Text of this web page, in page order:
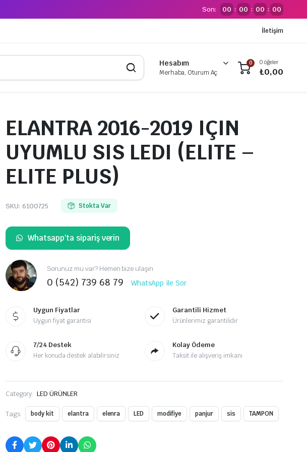
Son: 00 : 00 : 00 : 00
İletişim
Hesabım
Merhaba, Oturum Aç
0 0 öğeler
₺0,00
ELANTRA 2016-2019 IÇIN
UYUMLU SIS LEDI (ELITE –
ELITE PLUS)
SKU: 6100725 Stokta Var
Whatsapp'ta sipariş verin
Sorunuz mu var? Hemen bize ulaşın
0 (542) 739 68 79 WhatsApp ile Sor
Uygun Fiyatlar
Uygun fiyat garantisi
Garantili Hizmet
Ürünlerimiz garantilidir
7/24 Destek
Her konuda destek alabilirsiniz
Kolay Ödeme
Taksit ile alışveriş imkanı
Category: LED ÜRÜNLER
Tags: body kit elantra elenra LED modifiye panjur sis TAMPON